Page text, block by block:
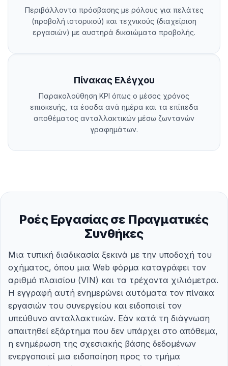
Περιβάλλοντα πρόσβασης με ρόλους για πελάτες
(προβολή ιστορικού) και τεχνικούς (διαχείριση
εργασιών) με αυστηρά δικαιώματα προβολής.
Πίνακας Ελέγχου
Παρακολούθηση KPI όπως ο μέσος χρόνος
επισκευής, τα έσοδα ανά ημέρα και τα επίπεδα
αποθέματος ανταλλακτικών μέσω ζωντανών
γραφημάτων.
Ροές Εργασίας σε Πραγματικές
Συνθήκες
Μια τυπική διαδικασία ξεκινά με την υποδοχή του
οχήματος, όπου μια Web φόρμα καταγράφει τον
αριθμό πλαισίου (VIN) και τα τρέχοντα χιλιόμετρα.
Η εγγραφή αυτή ενημερώνει αυτόματα τον πίνακα
εργασιών του συνεργείου και ειδοποιεί τον
υπεύθυνο ανταλλακτικών. Εάν κατά τη διάγνωση
απαιτηθεί εξάρτημα που δεν υπάρχει στο απόθεμα,
η ενημέρωση της σχεσιακής βάσης δεδομένων
ενεργοποιεί μια ειδοποίηση προς το τμήμα